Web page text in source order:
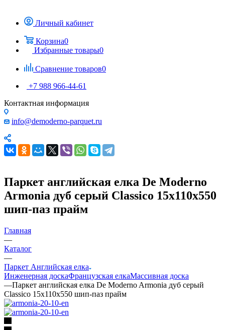
Личный кабинет
Корзина0
Избранные товары0
Сравнение товаров0
+7 988 966-44-61
Контактная информация
info@demoderno-parquet.ru
Паркет английская елка De Moderno
Armonia дуб серый Classico 15х110х550
шип-паз прайм
Главная
—
Каталог
—
Паркет Английская елка
Инженерная доскаФранцузская елкаМассивная доска
—Паркет английская елка De Moderno Armonia дуб серый
Classico 15х110х550 шип-паз прайм